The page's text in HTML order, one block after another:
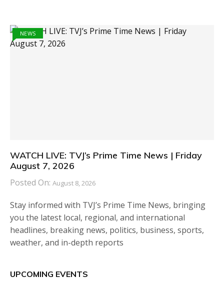
NEWS
WATCH LIVE: TVJ’s Prime Time News | Friday
August 7, 2026
Posted On: August 8, 2026
Stay informed with TVJ’s Prime Time News, bringing
you the latest local, regional, and international
headlines, breaking news, politics, business, sports,
weather, and in-depth reports
UPCOMING EVENTS